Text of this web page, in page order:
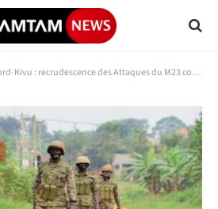
: recrudescence des Attaques du M23 contre les positions de l’armée régulière, quelle autre armée s’est invitée dans la cour ?